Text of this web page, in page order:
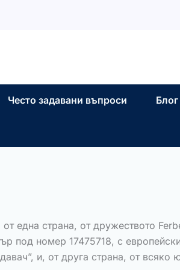
Често задавани въпроси Блог
една страна, от дружеството
под номер 17475718, с
и, от друга страна, от